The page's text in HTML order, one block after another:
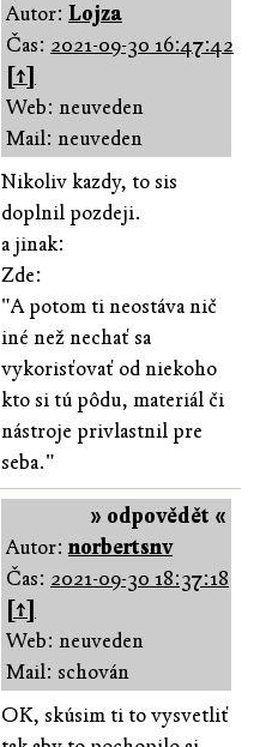
Autor: Lojza
Čas: 2021-09-30 16:47:42
[↑]
Web: neuveden
Mail: neuveden
Nikoliv kazdy, to sis
doplnil pozdeji.
a jinak:
Zde:
"A potom ti neostáva nič
iné než nechať sa
vykorisťovať od niekoho
kto si tú pôdu, materiál či
nástroje privlastnil pre
seba."
» odpovědět «
Autor:norbertsnv
Čas: 2021-09-30 18:37:18
[↑]
Web: neuveden
Mail: schován
OK, skúsim ti to vysvetliť